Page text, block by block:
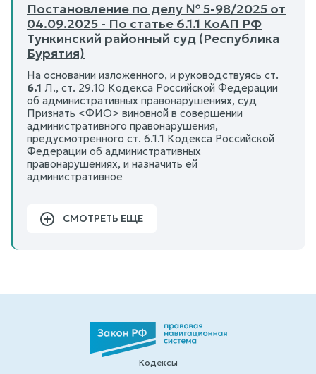
Постановление по делу № 5-98/2025 от
04.09.2025 - По статье 6.1.1 КоАП РФ
Тункинский районный суд (Республика
Бурятия)
На основании изложенного, и руководствуясь ст.
6.1 Л., ст. 29.10 Кодекса Российской Федерации
об административных правонарушениях, суд
Признать <ФИО> виновной в совершении
административного правонарушения,
предусмотренного ст. 6.1.1 Кодекса Российской
Федерации об административных
правонарушениях, и назначить ей
административное
СМОТРЕТЬ ЕЩЕ
Кодексы